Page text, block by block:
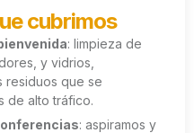
cubrimos
: limpieza de
y vidrios,
residuos que se
de alto tráfico.
: aspiramos y